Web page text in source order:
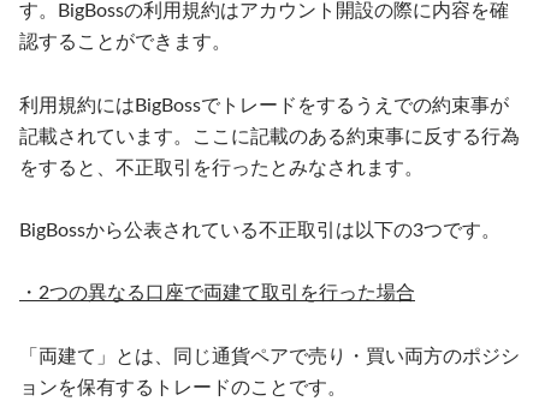
す。BigBossの利用規約はアカウント開設の際に内容を確
認することができます。
利用規約にはBigBossでトレードをするうえでの約束事が
記載されています。ここに記載のある約束事に反する行為
をすると、不正取引を行ったとみなされます。
BigBossから公表されている不正取引は以下の3つです。
・2つの異なる口座で両建て取引を行った場合
「両建て」とは、同じ通貨ペアで売り・買い両方のポジシ
ョンを保有するトレードのことです。